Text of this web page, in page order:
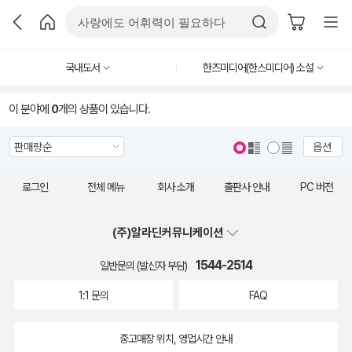
국내도서 한즈미디어(한스미디어) 소설
이 분야에 0개의 상품이 있습니다.
옵션
로그인 전체 메뉴 회사 소개 출판사 안내 PC 버전
(주)알라딘커뮤니케이션
일반문의 (발신자 부담) 1544-2514
1:1 문의 FAQ
중고매장 위치, 영업시간 안내